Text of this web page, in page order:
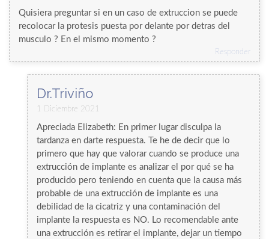
Quisiera preguntar si en un caso de extruccion se puede
recolocar la protesis puesta por delante por detras del
musculo ? En el mismo momento ?
Responder
Dr.Triviño
1 Diciembre 2021
Apreciada Elizabeth: En primer lugar disculpa la
tardanza en darte respuesta. Te he de decir que lo
primero que hay que valorar cuando se produce una
extrucción de implante es analizar el por qué se ha
producido pero teniendo en cuenta que la causa más
probable de una extrucción de implante es una
debilidad de la cicatriz y una contaminación del
implante la respuesta es NO. Lo recomendable ante
una extrucción es retirar el implante, dejar un tiempo